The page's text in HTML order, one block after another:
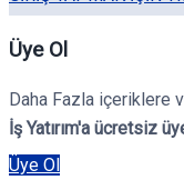
Üye Ol
Daha Fazla içeriklere
İş Yatırım'a ücretsiz
Üye Ol